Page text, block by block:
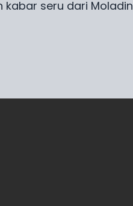
seru dari Moladin